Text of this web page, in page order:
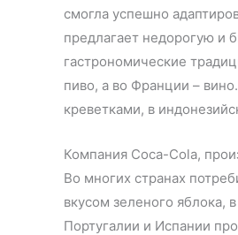
смогла успешно
предлагает недорогую и
гастрономические
пиво, а во Франции –
креветками, в
Компания Coca-Cola,
Во многих странах
вкусом зеленого яблока,
Португалии и Испании